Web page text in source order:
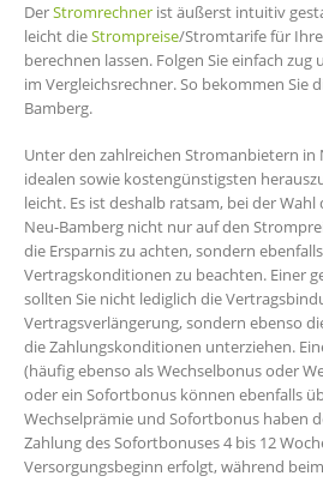
DerStromrechner ist äußerst intuitiv
leicht dieStrompreise/Stromtarife für
berechnen lassen. Folgen Sie einfach zug
im Vergleichsrechner. So bekommen Sie
Bamberg.
Unter den zahlreichen Stromanbietern in
idealen sowie kostengünstigsten
leicht. Es ist deshalb ratsam, bei der
Neu-Bamberg nicht nur auf den
die Ersparnis zu achten, sondern
Vertragskonditionen zu beachten. Einer
sollten Sie nicht lediglich die
Vertragsverlängerung, sondern ebenso
die Zahlungskonditionen unterziehen.
(häufig ebenso als Wechselbonus oder
oder ein Sofortbonus können ebenfalls
Wechselprämie und Sofortbonus haben
Zahlung des Sofortbonuses 4 bis 12
Versorgungsbeginn erfolgt, während